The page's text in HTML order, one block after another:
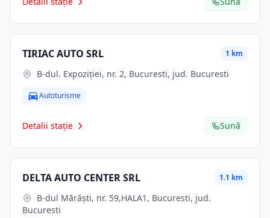
TIRIAC AUTO SRL 1 km
B-dul. Expoziţiei, nr. 2, Bucuresti, jud. Bucuresti
Autoturisme
Detalii stație Sună
DELTA AUTO CENTER SRL 1.1 km
Bucuresti